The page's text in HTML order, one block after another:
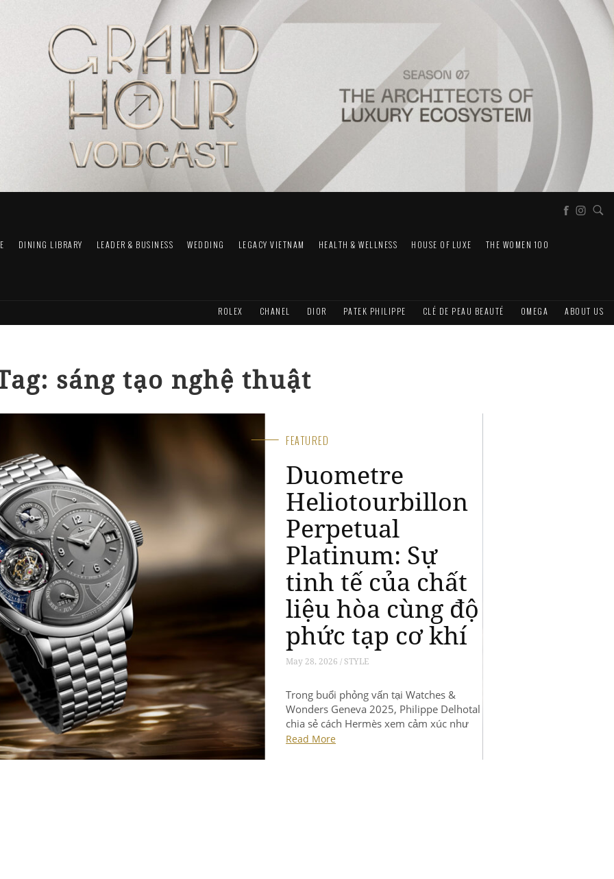
DINING LIBRARY LEADER & BUSINESS WEDDING LEGACY VIETNAM HEALTH & WELLNESS HOUSE OF LUXE THE WOMEN 100
ROLEX CHANEL DIOR PATEK PHILIPPE CLÉ DE PEAU BEAUTÉ OMEGA ABOUT US
sáng tạo nghệ thuật
FEATURED
Reverso Hybris
Artistica Calibre
179 Pegasus:
Chân trời sáng
tạo mới của
Jaeger-LeCoultre
May 26, 2026 / STYLE
Trong buổi phỏng vấn tại Watches &
chia sẻ cách Hermès xem cảm xúc như
“tính năng phức tạp” quý giá nhất của
đồng hồ.
Read More